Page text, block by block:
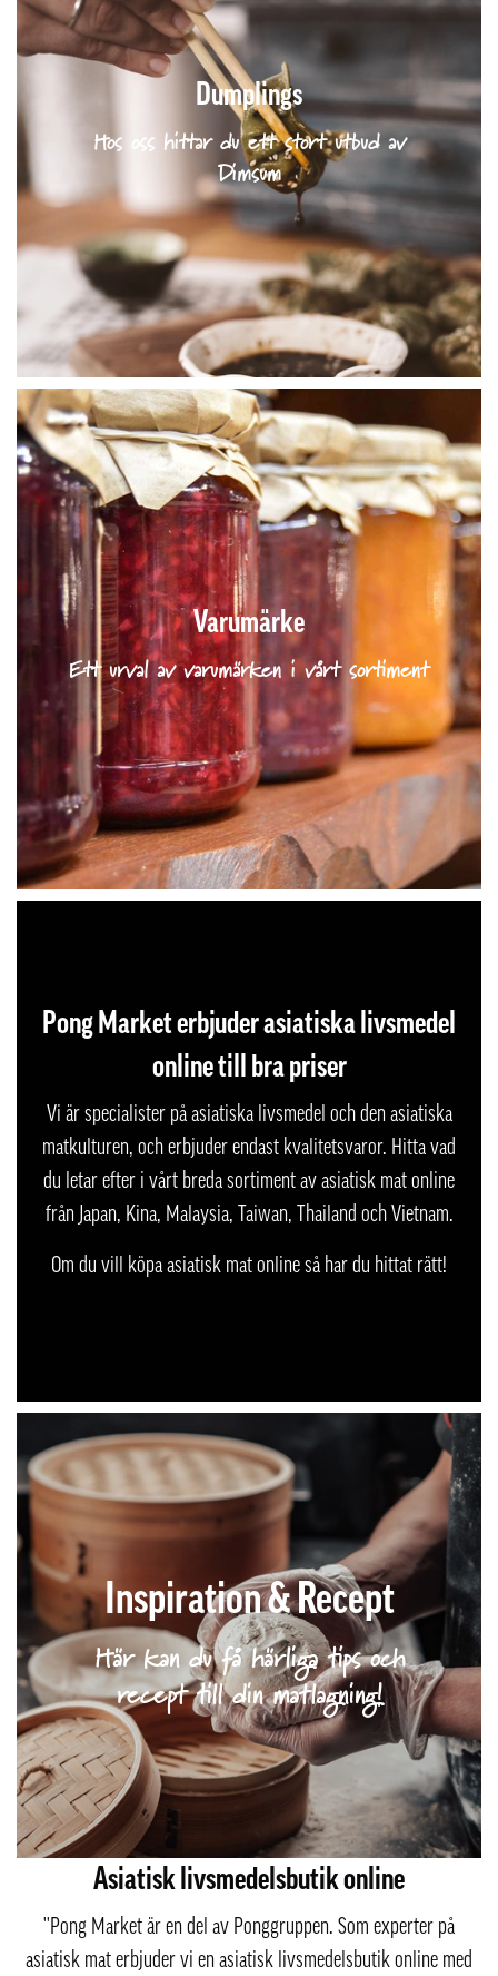
Dumplings
Hos oss hittar du ett stort utbud av
Dimsum
Varumärke
Ett urval av varumärken i vårt sortiment
Pong Market erbjuder asiatiska livsmedel
online till bra priser
Vi är specialister på asiatiska livsmedel och den asiatiska
matkulturen, och erbjuder endast kvalitetsvaror. Hitta vad
du letar efter i vårt breda sortiment av asiatisk mat online
från Japan, Kina, Malaysia, Taiwan, Thailand och Vietnam.
Om du vill köpa asiatisk mat online så har du hittat rätt!
Inspiration & Recept
Här kan du få härliga tips och
recept till din matlagning!
Asiatisk livsmedelsbutik online
''Pong Market är en del av Ponggruppen. Som experter på
asiatisk mat erbjuder vi en asiatisk livsmedelsbutik online med